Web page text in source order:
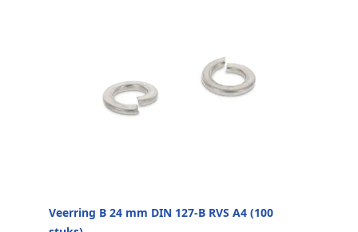
Veerring B 24 mm DIN 127-B RVS A4 (100